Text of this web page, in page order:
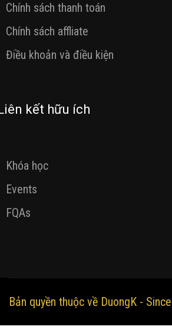
Chính sách thanh toán
Chính sách affliate
Điều khoản và điều kiện
kết hữu ích
Khóa học
Events
FQAs
Bản quyền thuộc về DuongK -